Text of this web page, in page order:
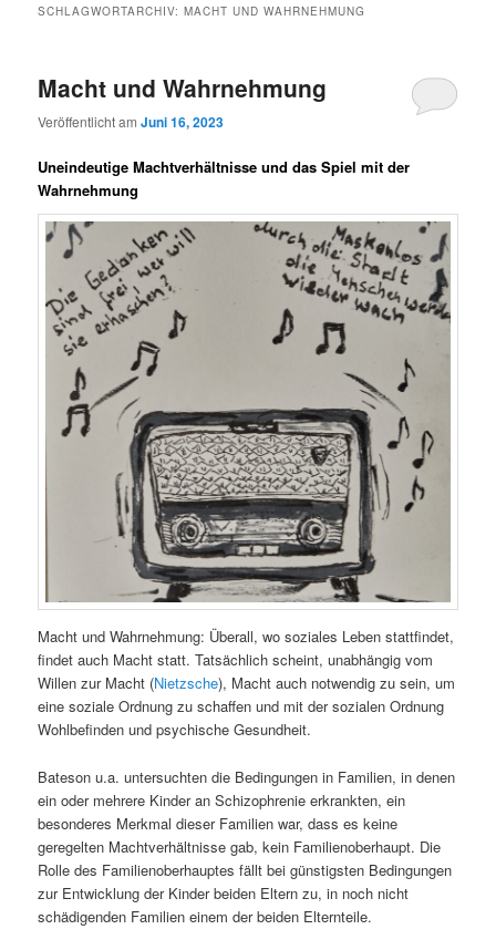
SCHLAGWORTARCHIV:MACHT UND WAHRNEHMUNG
Macht und Wahrnehmung
Veröffentlicht amJuni 16, 2023
Uneindeutige Machtverhältnisse und das Spiel mit der
Wahrnehmung
Macht und Wahrnehmung: Überall, wo soziales Leben stattfindet,
findet auch Macht statt. Tatsächlich scheint, unabhängig vom
Willen zur Macht (Nietzsche), Macht auch notwendig zu sein, um
eine soziale Ordnung zu schaffen und mit der sozialen Ordnung
Wohlbefinden und psychische Gesundheit.
Bateson u.a. untersuchten die Bedingungen in Familien, in denen
ein oder mehrere Kinder an Schizophrenie erkrankten, ein
besonderes Merkmal dieser Familien war, dass es keine
geregelten Machtverhältnisse gab, kein Familienoberhaupt. Die
Rolle des Familienoberhauptes fällt bei günstigsten Bedingungen
zur Entwicklung der Kinder beiden Eltern zu, in noch nicht
schädigenden Familien einem der beiden Elternteile.